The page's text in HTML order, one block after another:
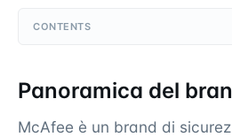
CONTENTS
Panoramica del
McAfee è un brand di